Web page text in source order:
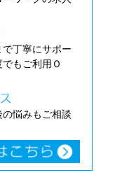
丁寧にサポー
もご利用Ｏ
悩みもご相談